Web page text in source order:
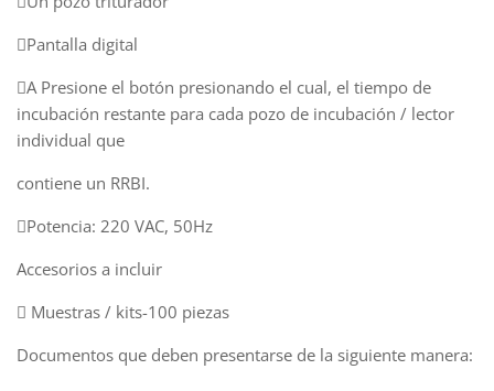
Pantalla digital
A Presione el botón presionando el cual, el tiempo de
incubación restante para cada pozo de incubación / lector
individual que
contiene un RRBI.
Potencia: 220 VAC, 50Hz
Accesorios a incluir
 Muestras / kits-100 piezas
Documentos que deben presentarse de la siguiente manera: